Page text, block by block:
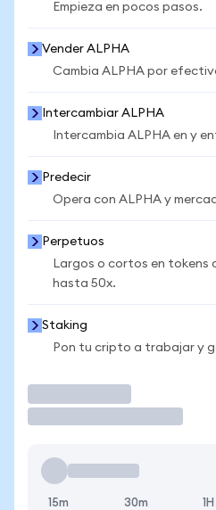
Empieza en pocos pasos.
Vender ALPHA
Cambia ALPHA por
Intercambiar ALPHA
Intercambia ALPHA en y
Predecir
Opera con ALPHA y
Perpetuos
Largos o cortos en tokens
hasta 50x.
Staking
Pon tu cripto a trabajar y
15m 30m 1H